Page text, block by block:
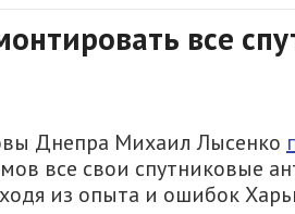
все
Днепра Михаил Лысенко
все свои спутниковые
из опыта и ошибок